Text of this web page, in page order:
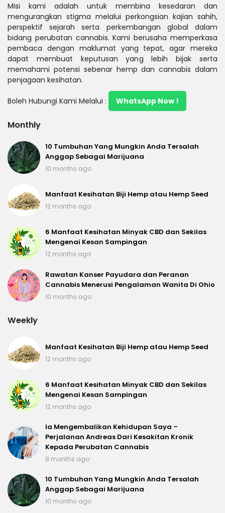
Misi kami adalah untuk membina kesedaran dan
mengurangkan stigma melalui perkongsian kajian sahih,
perspektif sejarah serta perkembangan global dalam
bidang perubatan cannabis. Kami berusaha memperkasa
pembaca dengan maklumat yang tepat, agar mereka
dapat membuat keputusan yang lebih bijak serta
memahami potensi sebenar hemp dan cannabis dalam
penjagaan kesihatan.
Boleh Hubungi Kami Melalui : WhatsApp Now !
Monthly
10 Tumbuhan Yang Mungkin Anda Tersalah
Anggap Sebagai Marijuana
10 months ago
Manfaat Kesihatan Biji Hemp atau Hemp Seed
12 months ago
6 Manfaat Kesihatan Minyak CBD dan Sekilas
Mengenai Kesan Sampingan
12 months ago
Rawatan Kanser Payudara dan Peranan
Cannabis Menerusi Pengalaman Wanita Di Ohio
10 months ago
Weekly
Manfaat Kesihatan Biji Hemp atau Hemp Seed
12 months ago
6 Manfaat Kesihatan Minyak CBD dan Sekilas
Mengenai Kesan Sampingan
12 months ago
Ia Mengembalikan Kehidupan Saya –
Perjalanan Andreas Dari Kesakitan Kronik
Kepada Perubatan Cannabis
8 months ago
10 Tumbuhan Yang Mungkin Anda Tersalah
Anggap Sebagai Marijuana
10 months ago